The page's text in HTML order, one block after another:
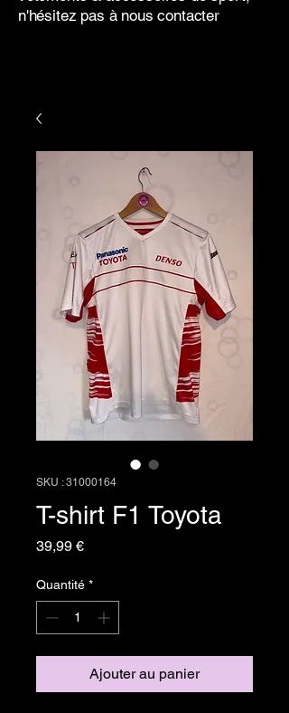
n'hésitez pas à nous contacter
SKU : 31000164
T-shirt F1 Toyota
39,99 €Prix
Quantité *
Ajouter au panier